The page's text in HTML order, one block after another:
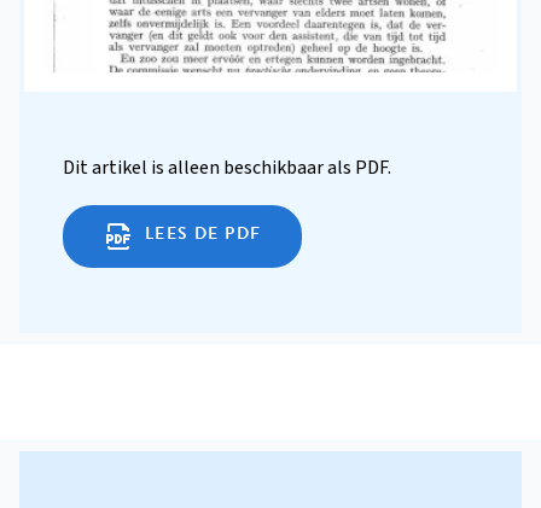
Dit artikel is alleen beschikbaar als PDF.
LEES DE PDF